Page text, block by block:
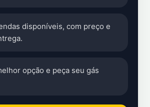
disponíveis, com preço e
opção e peça seu gás